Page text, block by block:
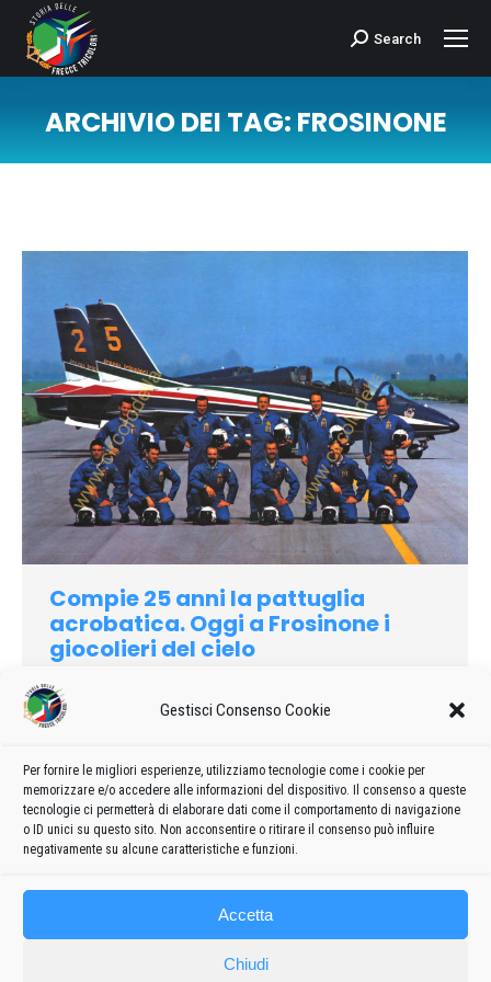
Gestisci Consenso Cookie
Per fornire le migliori esperienze, utilizziamo tecnologie come i cookie per
memorizzare e/o accedere alle informazioni del dispositivo. Il consenso a queste
tecnologie ci permetterà di elaborare dati come il comportamento di navigazione
o ID unici su questo sito. Non acconsentire o ritirare il consenso può influire
negativamente su alcune caratteristiche e funzioni.
Accetta
Chiudi
Cerca:Search
ARCHIVIO DEI TAG:FROSINONE
Compie 25 anni la pattuglia
acrobatica. Oggi a Frosinone i
giocolieri del cielo
1985
Gli acrobati del cielo ritornano In azione. Con una esibizione a
elicotteri, oggi la pattuglia acrobatica nazionale
dell’Aeronautica Militare inizia la serie stagionale delle sue
rappresentazioni…